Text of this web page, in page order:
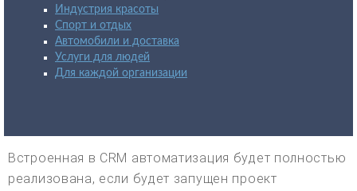
Индустрия красоты
Спорт и отдых
Автомобили и доставка
Услуги для людей
Для каждой организации
Встроенная в CRM автоматизация будет полностью
реализована, если будет запущен проект